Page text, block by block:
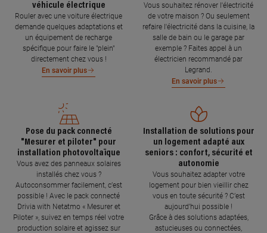
véhicule électrique
Rouler avec une voiture électrique
demande quelques adaptations et
un équipement de recharge
spécifique pour faire le "plein"
directement chez vous !
En savoir plus
Vous souhaitez rénover l'électricité
de votre maison ? Ou seulement
refaire l'électricité dans la cuisine, la
salle de bain ou le garage par
exemple ? Faites appel à un
électricien recommandé par
Legrand.
En savoir plus
Pose du pack connecté
"Mesurer et piloter" pour
installation photovoltaïque
Vous avez des panneaux solaires
installés chez vous ?
Autoconsommer facilement, c’est
possible ! Avec le pack connecté
Drivia with Netatmo « Mesurer et
Piloter », suivez en temps réel votre
production solaire et agissez sur
Installation de solutions pour
un logement adapté aux
seniors : confort, sécurité et
autonomie
Vous souhaitez adapter votre
logement pour bien vieillir chez
vous en toute sécurité ? C’est
aujourd’hui possible !
Grâce à des solutions adaptées,
astucieuses ou connectées,